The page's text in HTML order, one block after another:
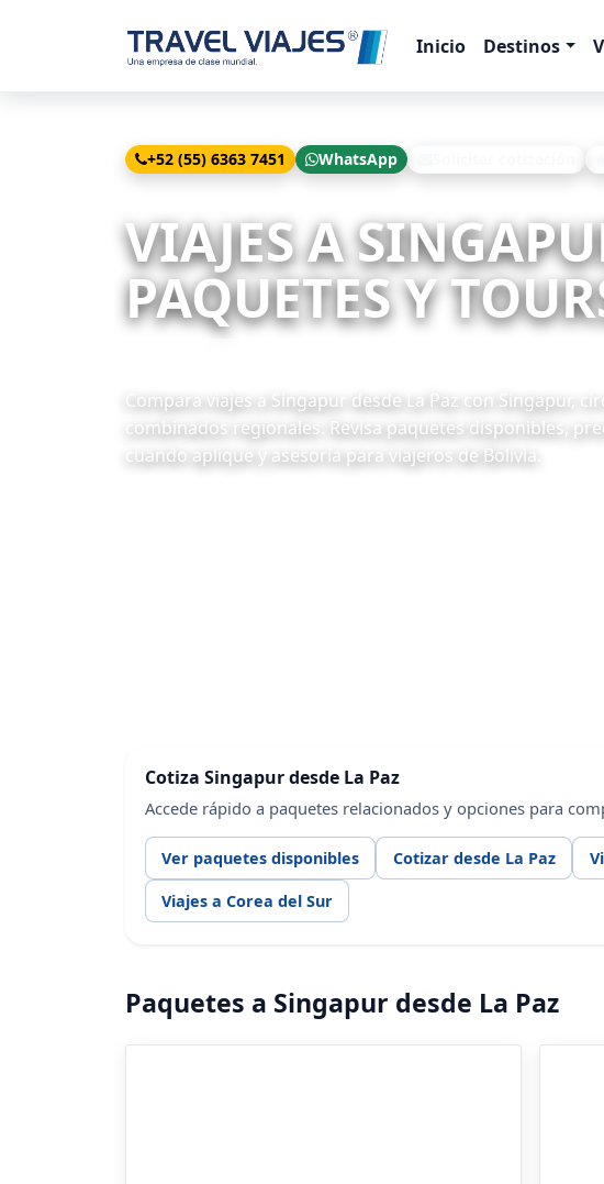
Inicio Destinos
+52 (55) 6363 7451 WhatsApp
VIAJES A
PAQUETES Y
Compara viajes a Singapur desde La Paz con Singapur,
combinados regionales. Revisa paquetes disponibles,
cuando aplique y asesoría para viajeros de Bolivia.
Cotiza Singapur desde La Paz
Accede rápido a paquetes relacionados y opciones para
Ver paquetes disponibles Cotizar desde La Paz
Viajes a Corea del Sur
Paquetes a Singapur desde La Paz